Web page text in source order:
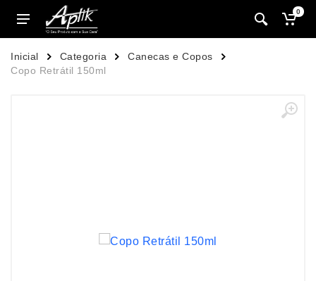
0
Inicial Categoria
Canecas e Copos
Copo Retrátil 150ml